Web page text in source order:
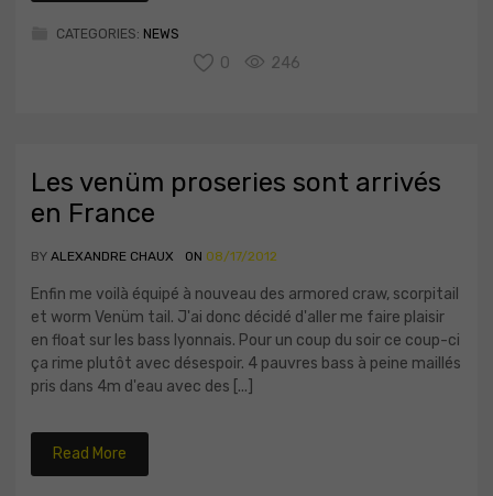
CATEGORIES: NEWS
0 246
Les venüm proseries sont arrivés
en France
BY ALEXANDRE CHAUX ON 08/17/2012
Enfin me voilà équipé à nouveau des armored craw, scorpitail
et worm Venüm tail. J'ai donc décidé d'aller me faire plaisir
en float sur les bass lyonnais. Pour un coup du soir ce coup-ci
ça rime plutôt avec désespoir. 4 pauvres bass à peine maillés
pris dans 4m d'eau avec des [...]
Read More